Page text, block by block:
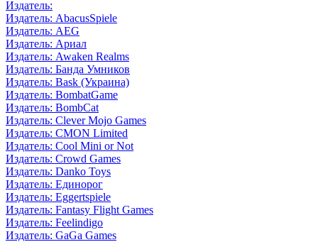
Издатель:
Издатель: AbacusSpiele
Издатель: AEG
Издатель: Ариал
Издатель: Awaken Realms
Издатель: Банда Умников
Издатель: Bask (Украина)
Издатель: BombatGame
Издатель: BombCat
Издатель: Clever Mojo Games
Издатель: CMON Limited
Издатель: Cool Mini or Not
Издатель: Crowd Games
Издатель: Danko Toys
Издатель: Единорог
Издатель: Eggertspiele
Издатель: Fantasy Flight Games
Издатель: Feelindigo
Издатель: GaGa Games